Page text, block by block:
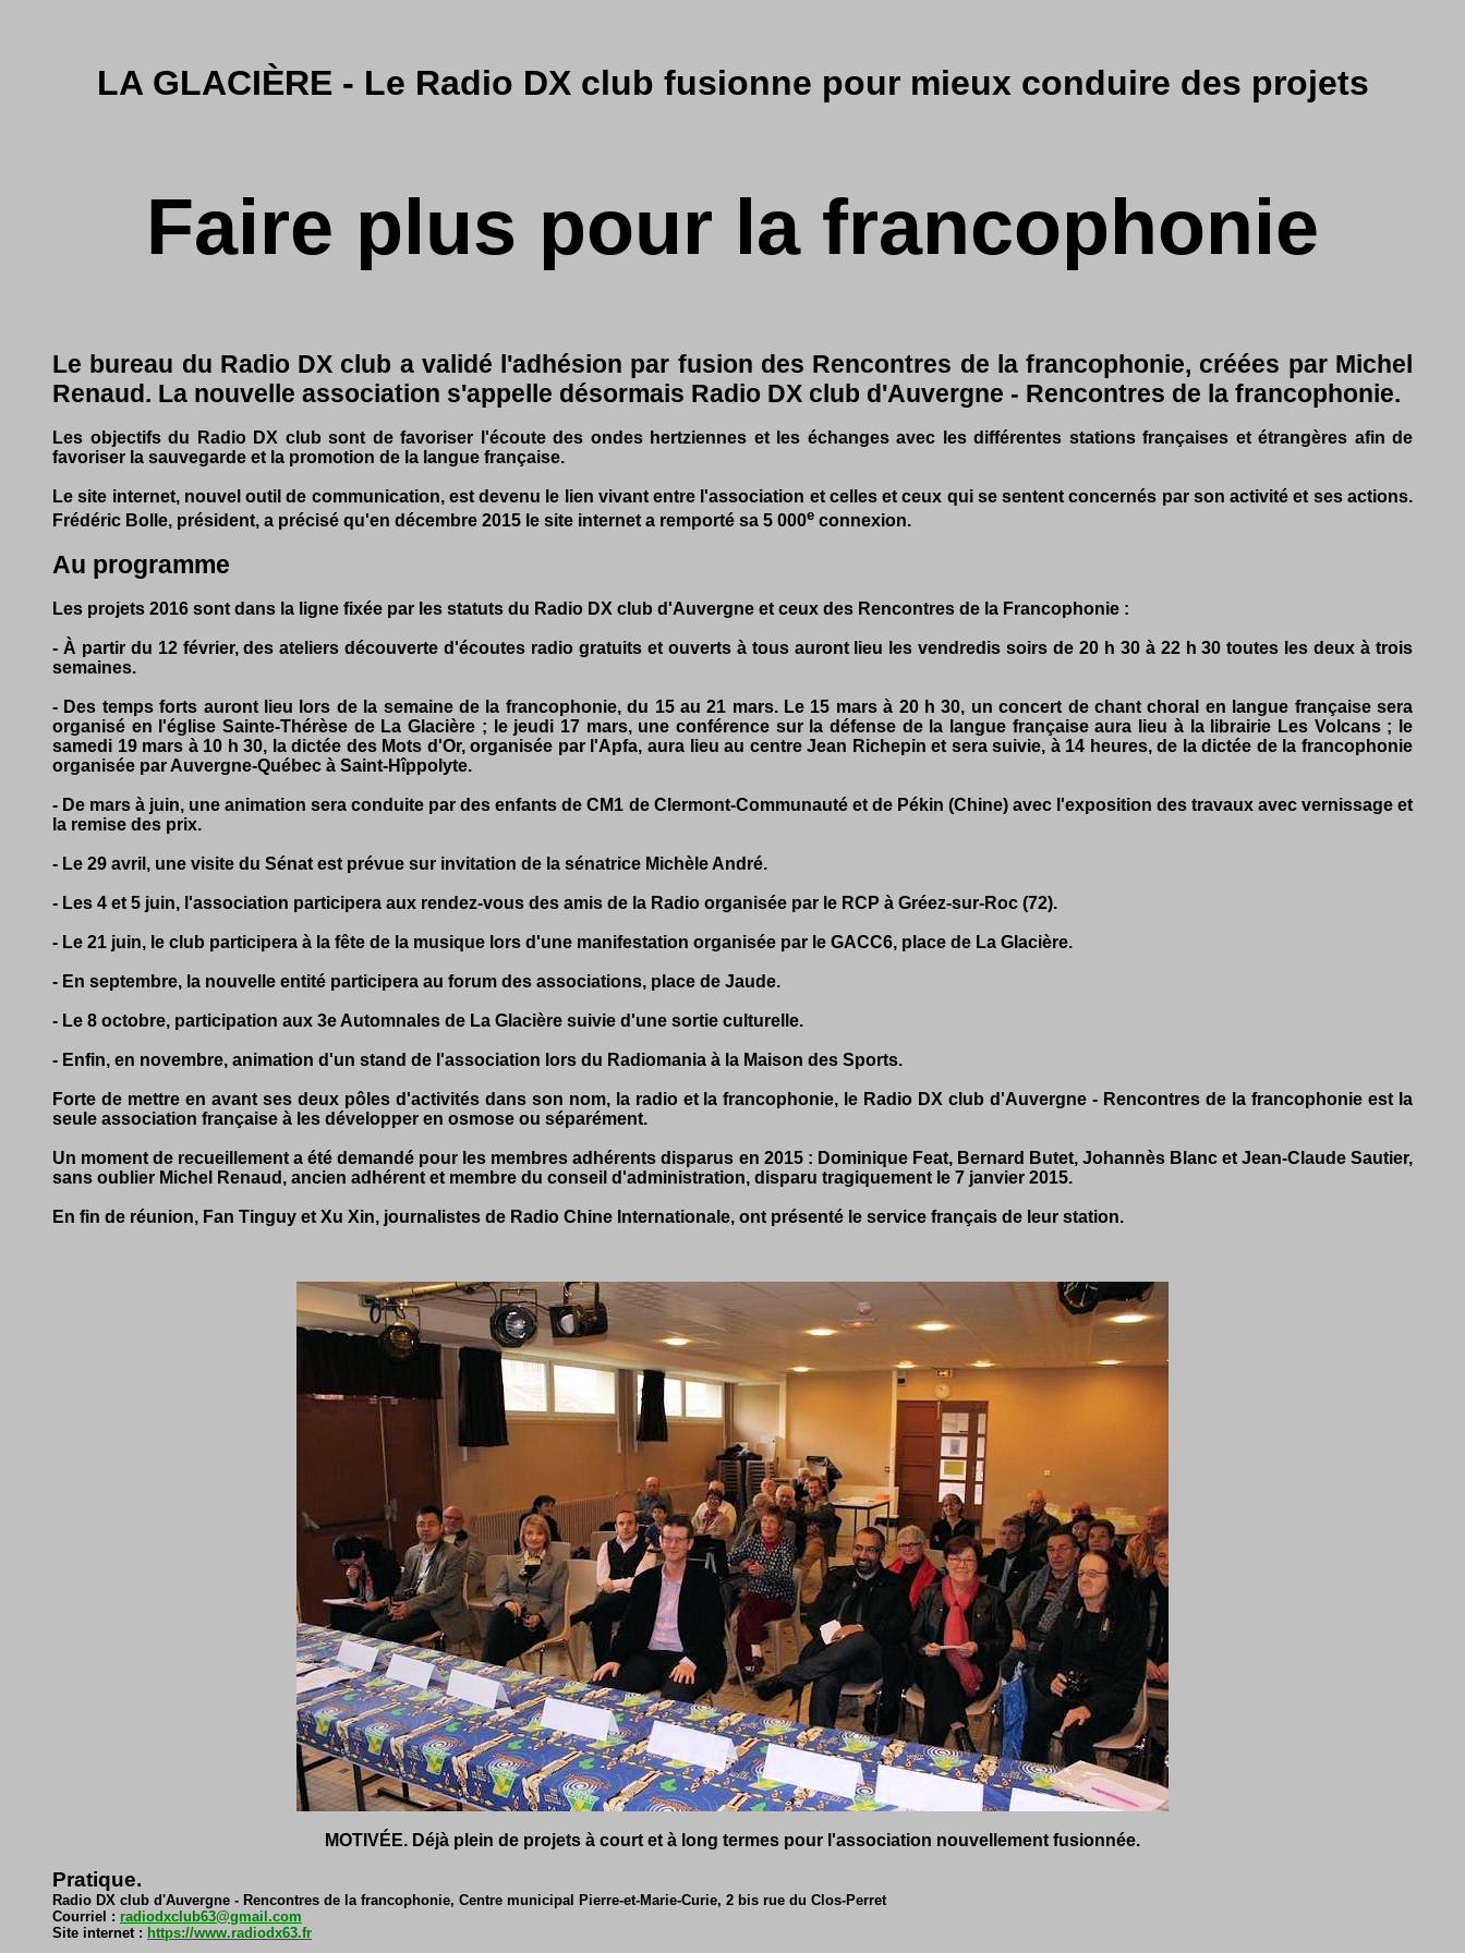
LA GLACIÈRE - Le Radio DX club fusionne pour mieux conduire des projets
Faire plus pour la francophonie
Le bureau du Radio DX club a validé l'adhésion par fusion des Rencontres de la francophonie, créées par Michel
Renaud. La nouvelle association s'appelle désormais Radio DX club d'Auvergne - Rencontres de la francophonie.
Les objectifs du Radio DX club sont de favoriser l'écoute des ondes hertziennes et les échanges avec les différentes stations françaises et étrangères afin de
favoriser la sauvegarde et la promotion de la langue française.
Le site internet, nouvel outil de communication, est devenu le lien vivant entre l'association et celles et ceux qui se sentent concernés par son activité et ses actions.
Frédéric Bolle, président, a précisé qu'en décembre 2015 le site internet a remporté sa 5 000e connexion.
Au programme
Les projets 2016 sont dans la ligne fixée par les statuts du Radio DX club d'Auvergne et ceux des Rencontres de la Francophonie :
- À partir du 12 février, des ateliers découverte d'écoutes radio gratuits et ouverts à tous auront lieu les vendredis soirs de 20 h 30 à 22 h 30 toutes les deux à trois
semaines.
- Des temps forts auront lieu lors de la semaine de la francophonie, du 15 au 21 mars. Le 15 mars à 20 h 30, un concert de chant choral en langue française sera
organisé en l'église Sainte-Thérèse de La Glacière ; le jeudi 17 mars, une conférence sur la défense de la langue française aura lieu à la librairie Les Volcans ; le
samedi 19 mars à 10 h 30, la dictée des Mots d'Or, organisée par l'Apfa, aura lieu au centre Jean Richepin et sera suivie, à 14 heures, de la dictée de la francophonie
organisée par Auvergne-Québec à Saint-Hîppolyte.
- De mars à juin, une animation sera conduite par des enfants de CM1 de Clermont-Communauté et de Pékin (Chine) avec l'exposition des travaux avec vernissage et
la remise des prix.
- Le 29 avril, une visite du Sénat est prévue sur invitation de la sénatrice Michèle André.
- Les 4 et 5 juin, l'association participera aux rendez-vous des amis de la Radio organisée par le RCP à Gréez-sur-Roc (72).
- Le 21 juin, le club participera à la fête de la musique lors d'une manifestation organisée par le GACC6, place de La Glacière.
- En septembre, la nouvelle entité participera au forum des associations, place de Jaude.
- Le 8 octobre, participation aux 3e Automnales de La Glacière suivie d'une sortie culturelle.
- Enfin, en novembre, animation d'un stand de l'association lors du Radiomania à la Maison des Sports.
Forte de mettre en avant ses deux pôles d'activités dans son nom, la radio et la francophonie, le Radio DX club d'Auvergne - Rencontres de la francophonie est la
seule association française à les développer en osmose ou séparément.
Un moment de recueillement a été demandé pour les membres adhérents disparus en 2015 : Dominique Feat, Bernard Butet, Johannès Blanc et Jean-Claude Sautier,
sans oublier Michel Renaud, ancien adhérent et membre du conseil d'administration, disparu tragiquement le 7 janvier 2015.
En fin de réunion, Fan Tinguy et Xu Xin, journalistes de Radio Chine Internationale, ont présenté le service français de leur station.
MOTIVÉE. Déjà plein de projets à court et à long termes pour l'association nouvellement fusionnée.
Pratique.
Radio DX club d'Auvergne - Rencontres de la francophonie, Centre municipal Pierre-et-Marie-Curie, 2 bis rue du Clos-Perret
Courriel : radiodxclub63@gmail.com
Site internet : https://www.radiodx63.fr